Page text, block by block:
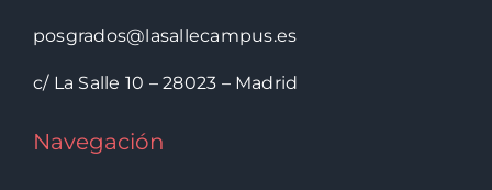
posgrados@lasallecampus.es
c/ La Salle 10 – 28023 – Madrid
Navegación